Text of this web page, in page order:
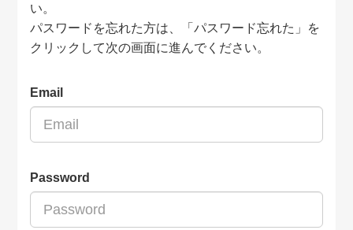
い。
パスワードを忘れた方は、「パスワード忘れた」を
クリックして次の画面に進んでください。
Email
Password